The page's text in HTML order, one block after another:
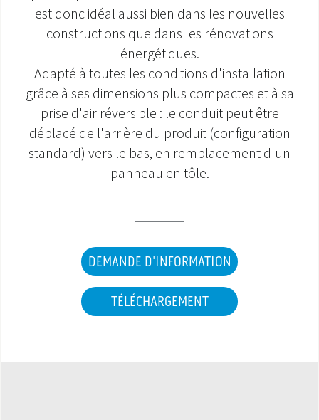
est donc idéal aussi bien dans les nouvelles
constructions que dans les rénovations
énergétiques.
Adapté à toutes les conditions d'installation
grâce à ses dimensions plus compactes et à sa
prise d'air réversible : le conduit peut être
déplacé de l'arrière du produit (configuration
standard) vers le bas, en remplacement d'un
panneau en tôle.
DEMANDE D'INFORMATION
TÉLÉCHARGEMENT